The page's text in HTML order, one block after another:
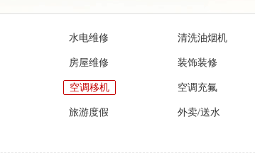
水电维修 清洗油烟机
房屋维修 装饰装修
空调移机 空调充氟
旅游度假 外卖/送水